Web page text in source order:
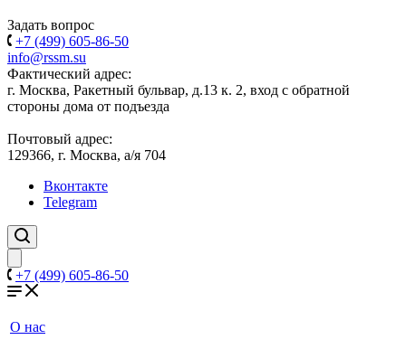
Задать вопрос
+7 (499) 605-86-50
info@rssm.su
Фактический адрес:
г. Москва, Ракетный бульвар, д.13 к. 2, вход с обратной
стороны дома от подъезда
Почтовый адрес:
129366, г. Москва, а/я 704
Вконтакте
Telegram
+7 (499) 605-86-50
О нас